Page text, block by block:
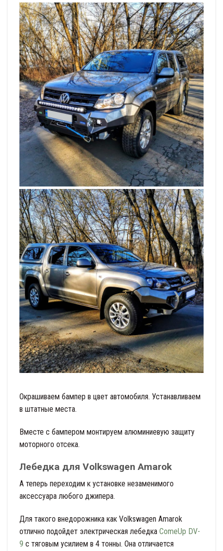
Окрашиваем бампер в цвет автомобиля. Устанавливаем
в штатные места.
Вместе с бампером монтируем алюминиевую защиту
моторного отсека.
Лебедка для Volkswagen Amarok
А теперь переходим к установке незаменимого
аксессуара любого джипера.
Для такого внедорожника как Volkswagen Amarok
отлично подойдет электрическая лебедка ComeUp DV-
9 с тяговым усилием в 4 тонны. Она отличается